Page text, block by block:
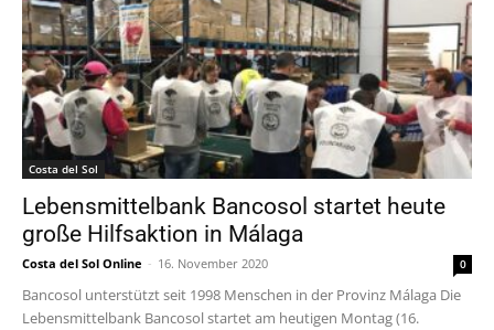
Costa del Sol
Lebensmittelbank Bancosol startet heute
große Hilfsaktion in Málaga
Costa del Sol Online - 16. November 2020 0
Bancosol unterstützt seit 1998 Menschen in der Provinz Málaga Die
Lebensmittelbank Bancosol startet am heutigen Montag (16.